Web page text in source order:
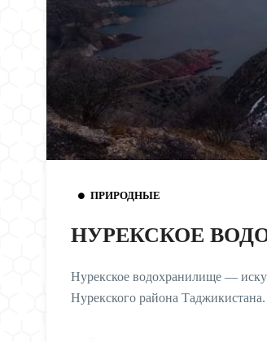
ПРИРОДНЫЕ
НУРЕКСКОЕ
Нурекское водохранилище —
Нурекского района Таджикистана.